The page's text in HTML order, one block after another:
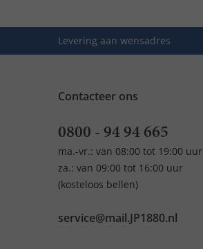
Levering aan wensadres
Contacteer ons
0800 - 94 94 665
ma.-vr.: van 08:00 tot 19:00 uur
za.: van 09:00 tot 16:00 uur
(kosteloos bellen)
service@mail.JP1880.nl